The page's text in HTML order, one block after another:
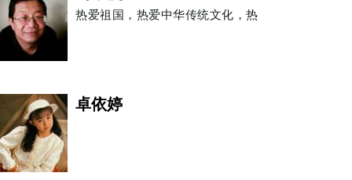
热爱祖国，热爱中华传统文化，热
卓依婷